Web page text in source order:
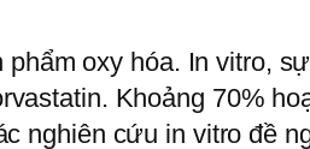
phẩm oxy hóa. In vitro,
Khoảng 70%
nghiên cứu in vitro đề